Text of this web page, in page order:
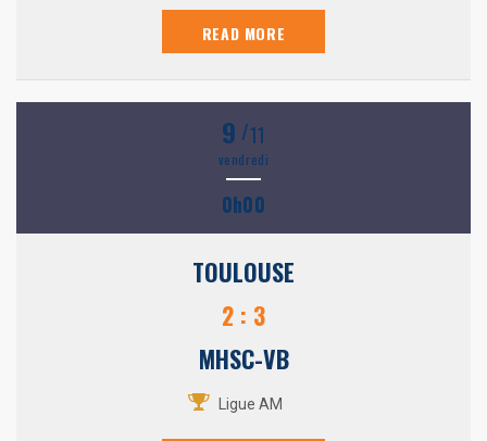
READ MORE
9 /11
vendredi
0h00
TOULOUSE
2 : 3
MHSC-VB
Ligue AM